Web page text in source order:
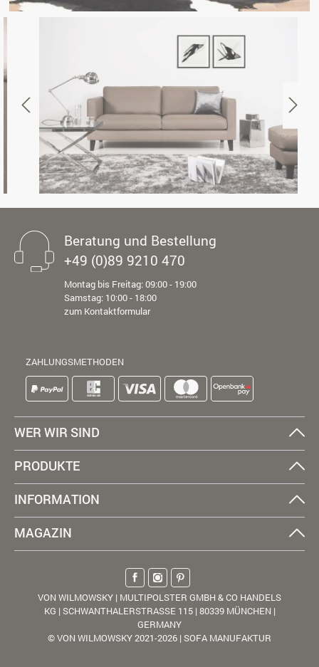
Beratung und Bestellung
+49 (0)89 9210 470
Montag bis Freitag: 09:00 - 19:00
Samstag: 10:00 - 18:00
zum Kontaktformular
ZAHLUNGSMETHODEN
WER WIR SIND
PRODUKTE
INFORMATION
MAGAZIN
VON WILMOWSKY | MULTIPOLSTER GMBH & CO HANDELS
KG | SCHWANTHALERSTRASSE 115 | 80339 MÜNCHEN |
GERMANY
© VON WILMOWSKY 2021-2026 | SOFA MANUFAKTUR